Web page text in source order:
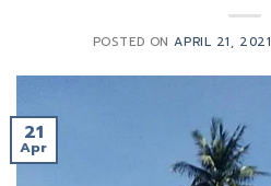
POSTED ONAPRIL 21, 2021
21
Apr